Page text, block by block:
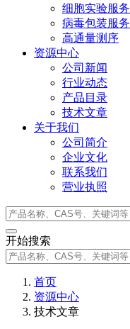
细胞实验服务
病毒包装服务
高通量测序
资源中心
公司新闻
行业动态
产品目录
技术文章
关于我们
公司简介
企业文化
联系我们
营业执照
开始搜索
首页
资源中心
技术文章